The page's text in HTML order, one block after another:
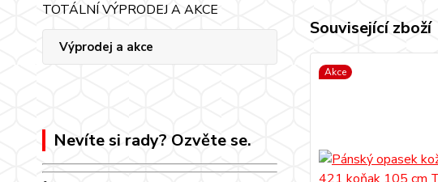
TOTÁLNÍ VÝPRODEJ A AKCE
Výprodej a akce
Nevíte si rady? Ozvěte se.
Související zboží
Akce